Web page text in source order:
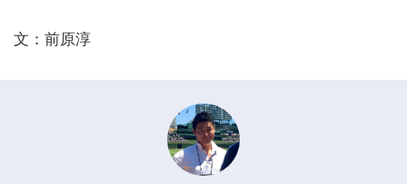
文：前原淳